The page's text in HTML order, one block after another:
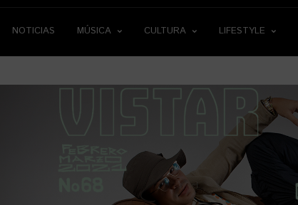
NOTICIAS MÚSICA CULTURA LIFESTYLE